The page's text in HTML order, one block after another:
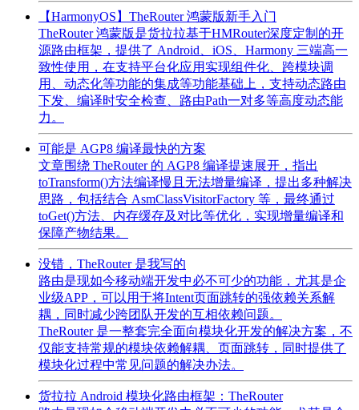
【HarmonyOS】TheRouter 鸿蒙版新手入门
TheRouter 鸿蒙版是货拉拉基于HMRouter深度定制的开
源路由框架，提供了 Android、iOS、Harmony 三端高一
致性使用，在支持平台化应用实现组件化、跨模块调
用、动态化等功能的集成等功能基础上，支持动态路由
下发、编译时安全检查、路由Path一对多等高度动态能
力。
可能是 AGP8 编译最快的方案
文章围绕 TheRouter 的 AGP8 编译提速展开，指出
toTransform()方法编译慢且无法增量编译，提出多种解决
思路，包括结合 AsmClassVisitorFactory 等，最终通过
toGet()方法、内存缓存及对比等优化，实现增量编译和
保障产物结果。
没错，TheRouter 是我写的
路由是现如今移动端开发中必不可少的功能，尤其是企
业级APP，可以用于将Intent页面跳转的强依赖关系解
耦，同时减少跨团队开发的互相依赖问题。
TheRouter 是一整套完全面向模块化开发的解决方案，不
仅能支持常规的模块依赖解耦、页面跳转，同时提供了
模块化过程中常见问题的解决办法。
货拉拉 Android 模块化路由框架：TheRouter